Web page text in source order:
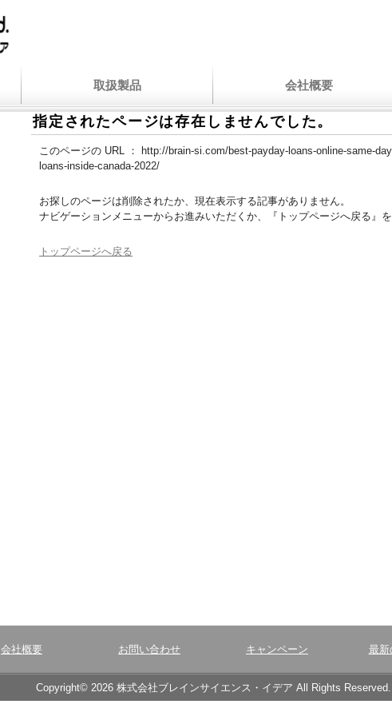
取扱製品 会社概要
指定されたページは存在しませんでした。
このページの URL ：
http://brain-si.com/best-payday-loans-online-same-
loans-inside-canada-2022/
お探しのページは削除されたか、現在表示する記事がありません。
ナビゲーションメニューからお進みいただくか、『トップページへ戻る』を
トップページへ戻る
会社概要 お問い合わせ キャンペーン 最新
Copyright© 2026 株式会社ブレインサイエンス・イデア All Rights Reserved.